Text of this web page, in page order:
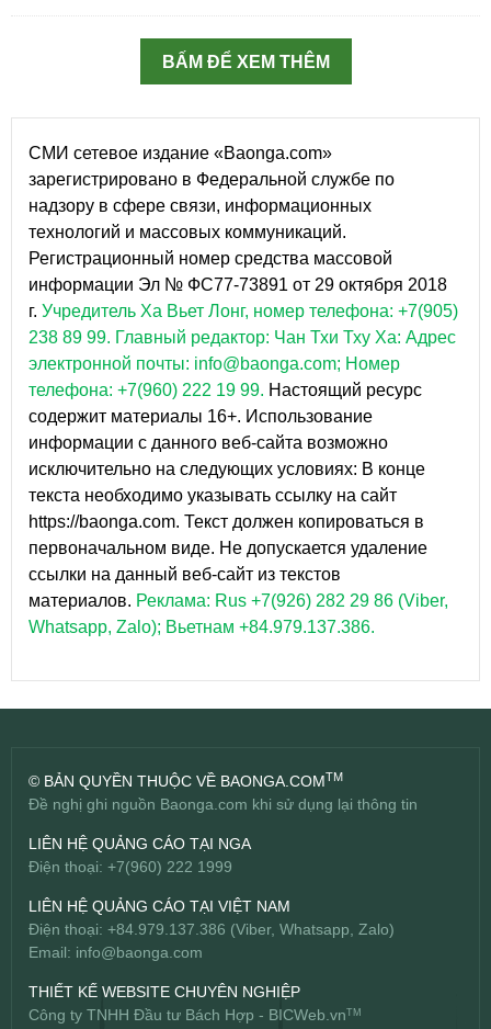
BẤM ĐỂ XEM THÊM
СМИ сетевое издание «Baonga.com»
зарегистрировано в Федеральной службе по
надзору в сфере связи, информационных
технологий и массовых коммуникаций.
Регистрационный номер средства массовой
информации Эл № ФС77-73891 от 29 октября 2018
г. Учредитель Ха Вьет Лонг, номер телефона: +7(905)
238 89 99. Главный редактор: Чан Тхи Тху Ха: Адрес
электронной почты: info@baonga.com; Номер
телефона: +7(960) 222 19 99. Настоящий ресурс
содержит материалы 16+. Использование
информации с данного веб-сайта возможно
исключительно на следующих условиях: В конце
текста необходимо указывать ссылку на сайт
https://baonga.com. Текст должен копироваться в
первоначальном виде. Не допускается удаление
ссылки на данный веб-сайт из текстов
материалов. Реклама: Rus +7(926) 282 29 86 (Viber,
Whatsapp, Zalo); Вьетнам +84.979.137.386.
© BẢN QUYỀN THUỘC VỀ BAONGA.COMTM
Đề nghị ghi nguồn Baonga.com khi sử dụng lại thông tin
LIÊN HỆ QUẢNG CÁO TẠI NGA
Điện thoại: +7(960) 222 1999
LIÊN HỆ QUẢNG CÁO TẠI VIỆT NAM
Điện thoại: +84.979.137.386 (Viber, Whatsapp, Zalo)
Email: info@baonga.com
THIẾT KẾ WEBSITE CHUYÊN NGHIỆP
Công ty TNHH Đầu tư Bách Hợp - BICWeb.vnTM